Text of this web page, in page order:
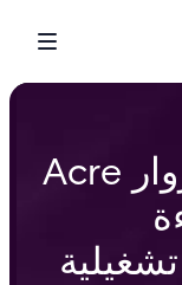
كيف أدت إدارة زوار Acre